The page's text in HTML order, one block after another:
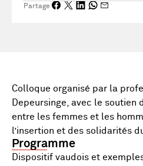
Partage
Colloque organisé par la
Depeursinge, avec le soutien
entre les femmes et les
l’insertion et des solidarités
Programme
Dispositif vaudois et